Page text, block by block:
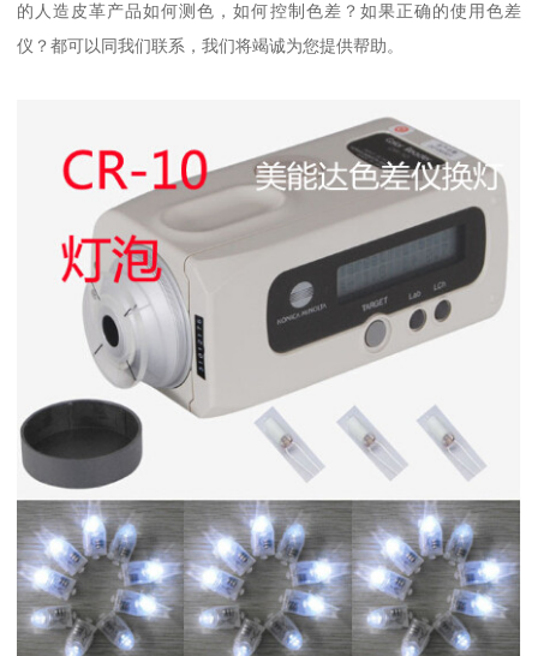
的人造皮革产品如何测色，如何控制色差？如果正确的使用色差
仪？都可以同我们联系，我们将竭诚为您提供帮助。